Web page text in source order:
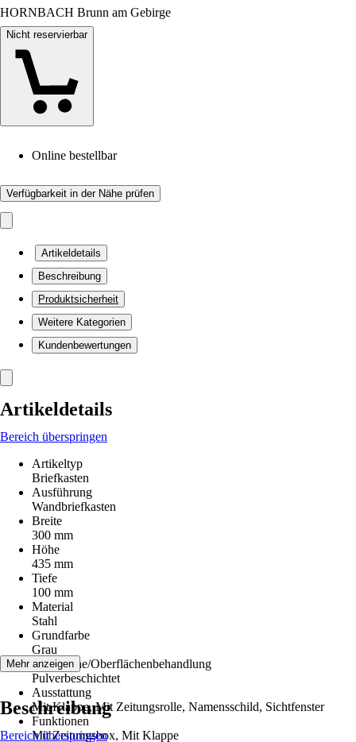
HORNBACH Brunn am Gebirge
Nicht reservierbar
Online bestellbar
Verfügbarkeit in der Nähe prüfen
Artikeldetails
Beschreibung
Produktsicherheit
Weitere Kategorien
Kundenbewertungen
Artikeldetails
Bereich überspringen
Artikeltyp
Briefkasten
Ausführung
Wandbriefkasten
Breite
300 mm
Höhe
435 mm
Tiefe
100 mm
Material
Stahl
Grundfarbe
Grau
Oberfläche/Oberflächenbehandlung
Pulverbeschichtet
Ausstattung
Mit Klappe, Mit Zeitungsrolle, Namensschild, Sichtfenster
Funktionen
Mit Zeitungsbox, Mit Klappe
Mehr anzeigen
Beschreibung
Bereich überspringen